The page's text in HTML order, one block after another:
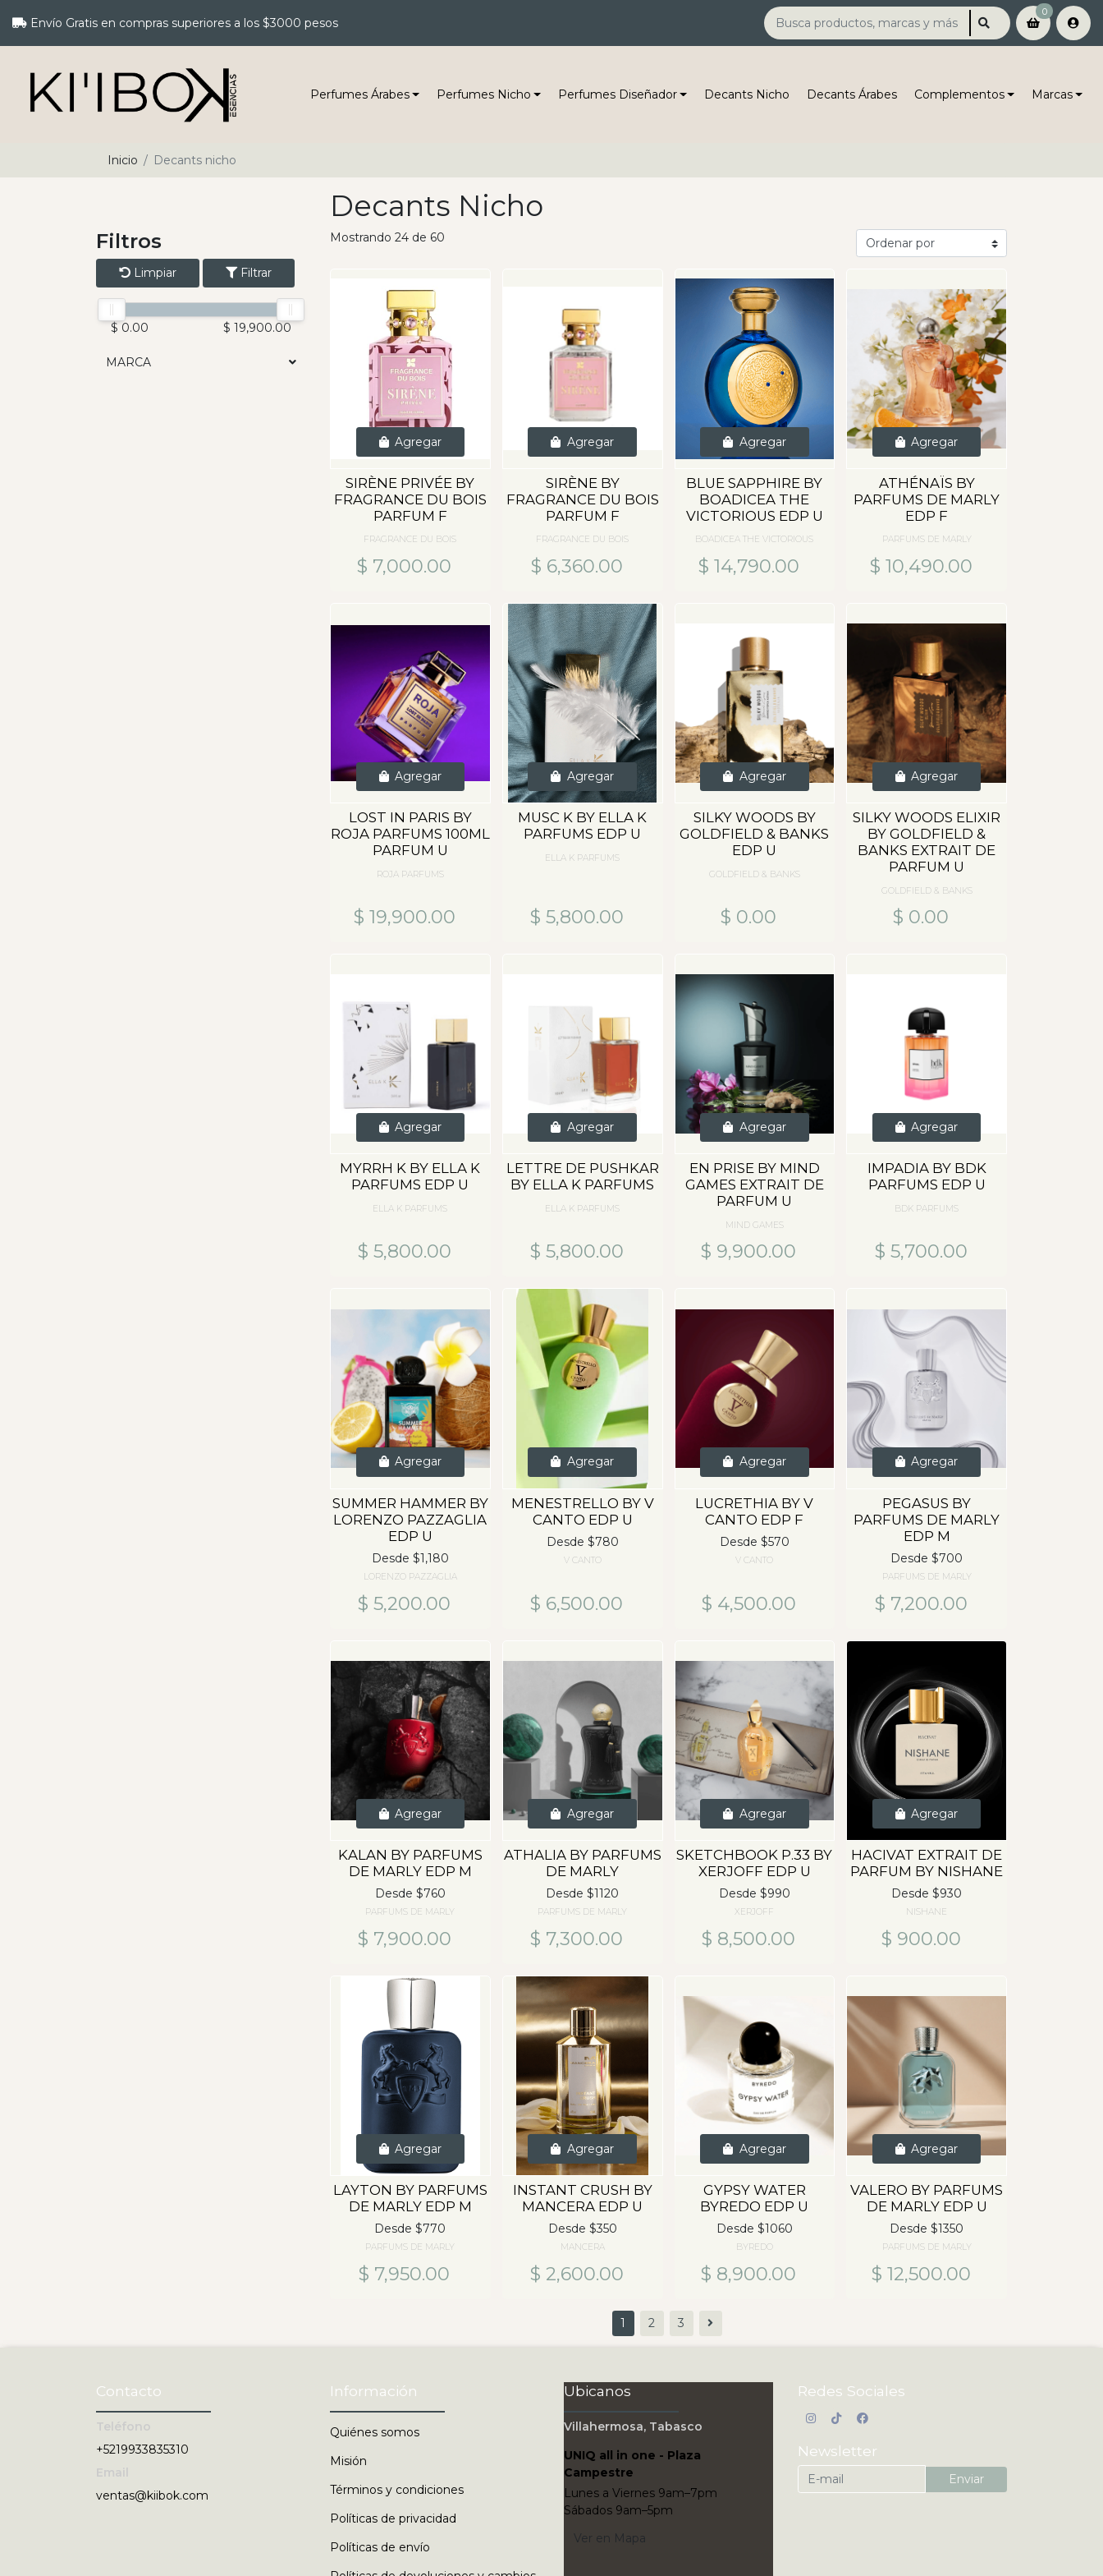
Envío Gratis en compras superiores a los $3000 pesos
0
Perfumes Árabes Perfumes Nicho Perfumes Diseñador Decants Nicho Decants Árabes Complementos Marcas
Inicio Decants nicho
Decants Nicho
Filtros
Limpiar Filtrar
$ 0.00 $ 19,900.00
MARCA
Mostrando 24 de 60
Agregar
SIRÈNE PRIVÉE BY
FRAGRANCE DU BOIS
PARFUM F
FRAGRANCE DU BOIS
$ 7,000.00
Agregar
SIRÈNE BY
FRAGRANCE DU BOIS
PARFUM F
FRAGRANCE DU BOIS
$ 6,360.00
Agregar
BLUE SAPPHIRE BY
BOADICEA THE
VICTORIOUS EDP U
BOADICEA THE VICTORIOUS
$ 14,790.00
Agregar
ATHÉNAÏS BY
PARFUMS DE MARLY
EDP F
PARFUMS DE MARLY
$ 10,490.00
Agregar
LOST IN PARIS BY
ROJA PARFUMS 100ML
PARFUM U
ROJA PARFUMS
$ 19,900.00
Agregar
MUSC K BY ELLA K
PARFUMS EDP U
ELLA K PARFUMS
$ 5,800.00
Agregar
SILKY WOODS BY
GOLDFIELD & BANKS
EDP U
GOLDFIELD & BANKS
$ 0.00
Agregar
SILKY WOODS ELIXIR
BY GOLDFIELD &
BANKS EXTRAIT DE
PARFUM U
GOLDFIELD & BANKS
$ 0.00
Agregar
MYRRH K BY ELLA K
PARFUMS EDP U
ELLA K PARFUMS
$ 5,800.00
Agregar
LETTRE DE PUSHKAR
BY ELLA K PARFUMS
ELLA K PARFUMS
$ 5,800.00
Agregar
EN PRISE BY MIND
GAMES EXTRAIT DE
PARFUM U
MIND GAMES
$ 9,900.00
Agregar
IMPADIA BY BDK
PARFUMS EDP U
BDK PARFUMS
$ 5,700.00
Agregar
SUMMER HAMMER BY
LORENZO PAZZAGLIA
EDP U
Desde $1,180
LORENZO PAZZAGLIA
$ 5,200.00
Agregar
MENESTRELLO BY V
CANTO EDP U
Desde $780
V CANTO
$ 6,500.00
Agregar
LUCRETHIA BY V
CANTO EDP F
Desde $570
V CANTO
$ 4,500.00
Agregar
PEGASUS BY
PARFUMS DE MARLY
EDP M
Desde $700
PARFUMS DE MARLY
$ 7,200.00
Agregar
KALAN BY PARFUMS
DE MARLY EDP M
Desde $760
PARFUMS DE MARLY
$ 7,900.00
Agregar
ATHALIA BY PARFUMS
DE MARLY
Desde $1120
PARFUMS DE MARLY
$ 7,300.00
Agregar
SKETCHBOOK P.33 BY
XERJOFF EDP U
Desde $990
XERJOFF
$ 8,500.00
Agregar
HACIVAT EXTRAIT DE
PARFUM BY NISHANE
Desde $930
NISHANE
$ 900.00
Agregar
LAYTON BY PARFUMS
DE MARLY EDP M
Desde $770
PARFUMS DE MARLY
$ 7,950.00
Agregar
INSTANT CRUSH BY
MANCERA EDP U
Desde $350
MANCERA
$ 2,600.00
Agregar
GYPSY WATER
BYREDO EDP U
Desde $1060
BYREDO
$ 8,900.00
Agregar
VALERO BY PARFUMS
DE MARLY EDP U
Desde $1350
PARFUMS DE MARLY
$ 12,500.00
1 2 3
Contacto
+5219933835310
ventas@kiibok.com
Información
Quiénes somos
Misión
Términos y condiciones
Políticas de privacidad
Políticas de envío
Ubicanos
Villahermosa, Tabasco
UNIQ all in one - Plaza
Campestre
Lunes a Viernes 9am–7pm
Sábados 9am–5pm
Ver en Mapa
Redes Sociales
Newsletter
Enviar